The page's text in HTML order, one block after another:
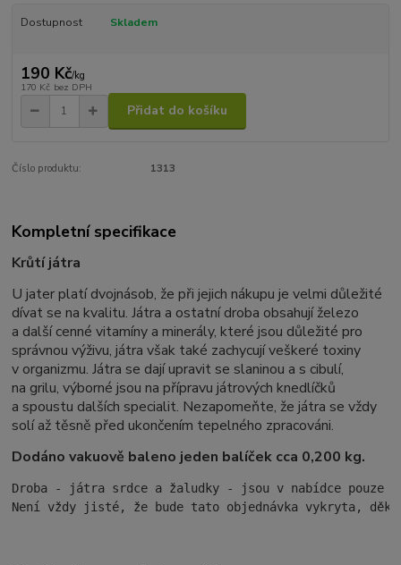
Dostupnost Skladem
190 Kč/kg
170 Kč bez DPH
Přidat do košíku
Číslo produktu: 1313
Kompletní specifikace
Krůtí játra
U jater platí dvojnásob, že při jejich nákupu je velmi důležité
dívat se na kvalitu. Játra a ostatní droba obsahují železo
a další cenné vitamíny a minerály, které jsou důležité pro
správnou výživu, játra však také zachycují veškeré toxiny
v organizmu. Játra se dají upravit se slaninou a s cibulí,
na grilu, výborné jsou na přípravu játrových knedlíčků
a spoustu dalších specialit. Nezapomeňte, že játra se vždy
solí až těsně před ukončením tepelného zpracováni.
Dodáno vakuově baleno jeden balíček cca 0,200 kg.
Droba - játra srdce a žaludky - jsou v nabídce pouze
Není vždy jisté, že bude tato objednávka vykryta,